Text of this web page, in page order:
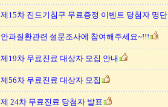
제15차 진드기침구 무료증정 이벤트 당첨자 명단
안과질환관련 설문조사에 참여해주세요~!!!
제19차 무료진료 대상자 모집 안내
제56차 무료진료 대상자 모집
제 24차 무료진료 당첨자 발표